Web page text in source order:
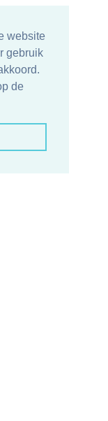
website
gebruik
de